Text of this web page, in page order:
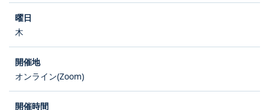
木
オンライン(Zoom)